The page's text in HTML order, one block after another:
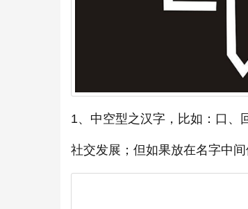
1、中空型之汉字，比如：口、
社交发展；但如果放在名字中